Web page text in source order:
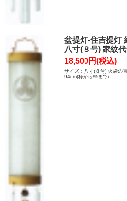
盆提灯-住吉提灯
八寸(８号) 家紋
18,500円(税込)
サイズ：八寸(８号) 火袋の
94cm(枠から枠まで)